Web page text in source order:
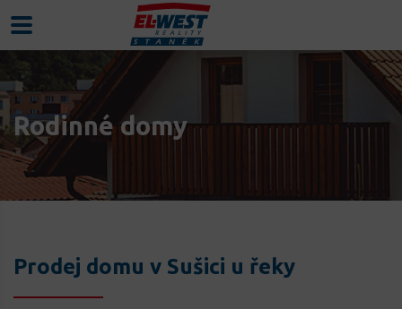
Rodinné domy
Prodej domu v Sušici u řeky